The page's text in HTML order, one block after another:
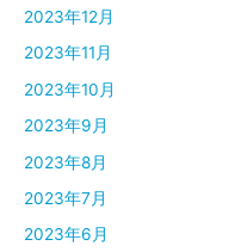
2023年12月
2023年11月
2023年10月
2023年9月
2023年8月
2023年7月
2023年6月